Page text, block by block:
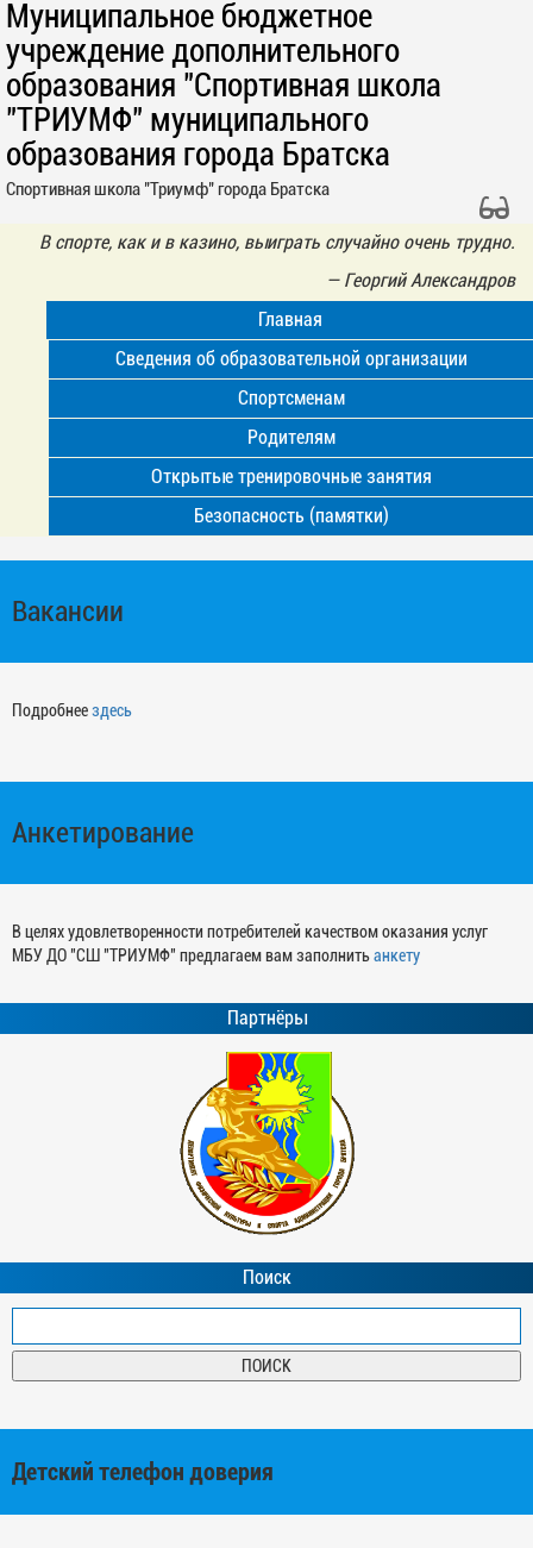
Муниципальное бюджетное
учреждение дополнительного
образования "Спортивная школа
"ТРИУМФ" муниципального
образования города Братска
Спортивная школа "Триумф" города Братска
В спорте, как и в казино, выиграть случайно очень трудно.
— Георгий Александров
Главная
Сведения об образовательной организации
Спортсменам
Родителям
Открытые тренировочные занятия
Безопасность (памятки)
Вакансии
Подробнеездесь
Анкетирование
В целях удовлетворенности потребителей качеством оказания услуг
МБУ ДО "СШ "ТРИУМФ" предлагаем вам заполнитьанкету
Партнёры
Поиск
Детский телефон доверия